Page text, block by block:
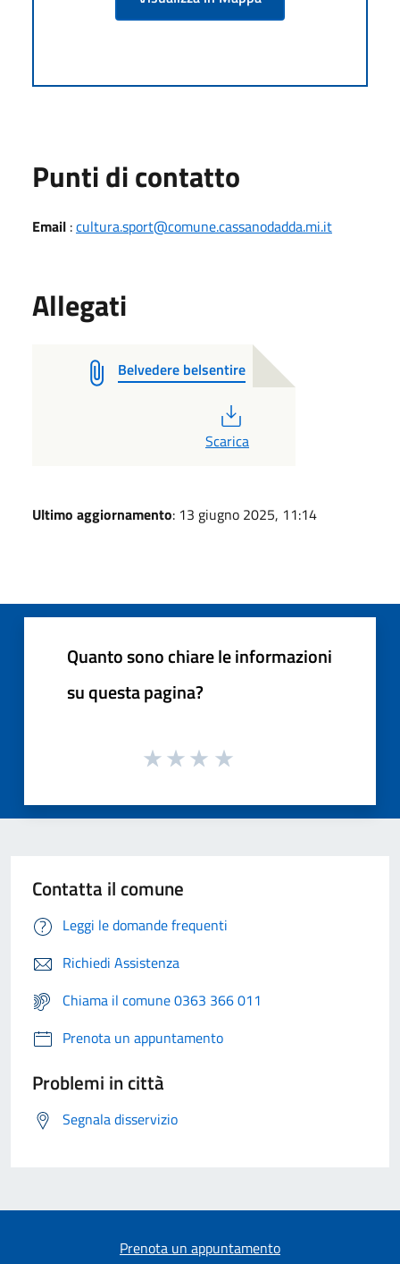
Punti di contatto
Email :cultura.sport@comune.cassanodadda.mi.it
Allegati
Belvedere belsentire
Scarica
Ultimo aggiornamento: 13 giugno 2025, 11:14
Quanto sono chiare le informazioni
su questa pagina?
Contatta il comune
Leggi le domande frequenti
Richiedi Assistenza
Chiama il comune 0363 366 011
Prenota un appuntamento
Problemi in città
Segnala disservizio
Prenota un appuntamento